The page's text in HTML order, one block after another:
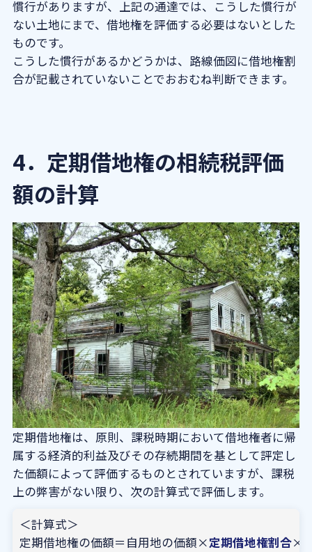
慣行がありますが、上記の通達では、こうした慣行が
ない土地にまで、借地権を評価する必要はないとした
ものです。
こうした慣行があるかどうかは、路線価図に借地権割
合が記載されていないことでおおむね判断できます。
4．定期借地権の相続税評価
額の計算
定期借地権は、原則、課税時期において借地権者に帰
属する経済的利益及びその存続期間を基として評定し
た価額によって評価するものとされていますが、課税
上の弊害がない限り、次の計算式で評価します。
＜計算式＞
定期借地権の価額＝自用地の価額×定期借地権割合×